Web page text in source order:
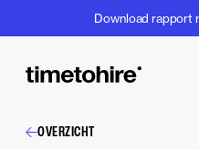
Download rapport
OVERZICHT